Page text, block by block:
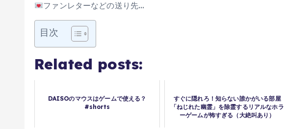
ファンレターなどの送り先…
目次
Related posts:
DAISOのマウスはゲームで使える？
#shorts
すぐに隠れろ！知らない誰かがいる部屋
「ねじれた幽霊」を除霊するリアルなホラ
ーゲームが怖すぎる（大絶叫あり）